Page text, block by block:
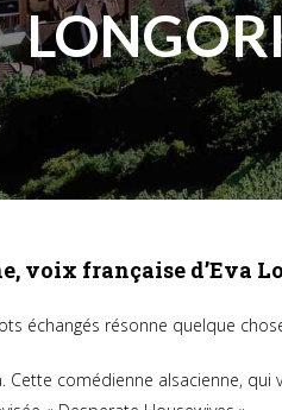
voix française d’Eva
échangés résonne quelque
comédienne alsacienne, qui